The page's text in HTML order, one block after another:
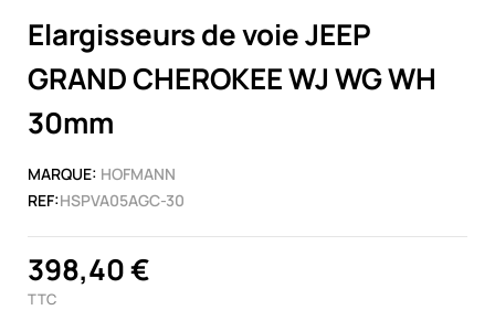
Elargisseurs de voie JEEP
GRAND CHEROKEE WJ WG WH
30mm
MARQUE: HOFMANN
REF:HSPVA05AGC-30
398,40 €
TTC